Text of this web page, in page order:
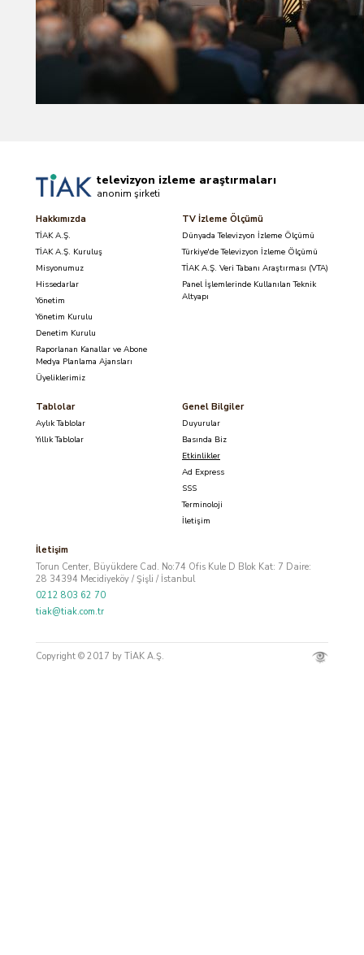
televizyon izleme araştırmaları
anonim şirketi
Hakkımızda
TİAK A.Ş.
TİAK A.Ş. Kuruluş
Misyonumuz
Hissedarlar
Yönetim
Yönetim Kurulu
Denetim Kurulu
Raporlanan Kanallar ve Abone
Medya Planlama Ajansları
Üyeliklerimiz
TV İzleme Ölçümü
Dünyada Televizyon İzleme Ölçümü
Türkiye'de Televizyon İzleme Ölçümü
TİAK A.Ş. Veri Tabanı Araştırması (VTA)
Panel İşlemlerinde Kullanılan Teknik
Altyapı
Tablolar
Aylık Tablolar
Yıllık Tablolar
Genel Bilgiler
Duyurular
Basında Biz
Etkinlikler
Ad Express
SSS
Terminoloji
İletişim
İletişim
Torun Center, Büyükdere Cad. No:74 Ofis Kule D Blok Kat: 7 Daire:
28 34394 Mecidiyeköy / Şişli / İstanbul
0212 803 62 70
tiak@tiak.com.tr
Copyright © 2017 by TİAK A.Ş.